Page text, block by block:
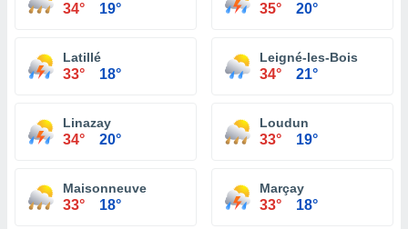
34° 19° 35° 20°
Latillé
33° 18°
Leigné-les-Bois
34° 21°
Linazay
34° 20°
Loudun
33° 19°
Maisonneuve
33° 18°
Marçay
33° 18°